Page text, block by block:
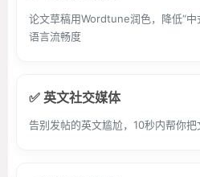
论文草稿用Wordtune润色，降低“中
语言流畅度
✅ 英文社交媒体
告别发帖的英文尴尬，10秒内帮你